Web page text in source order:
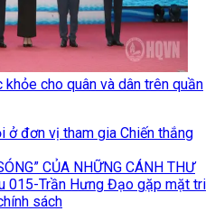
cho quân và dân trên quần
ở đơn vị tham gia Chiến thắng
CỦA NHỮNG CÁNH THƯ
015-Trần Hưng Đạo gặp mặt tri
sách